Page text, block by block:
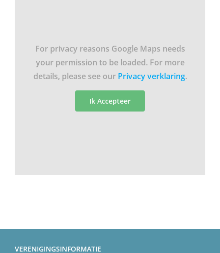
For privacy reasons Google Maps needs
your permission to be loaded. For more
details, please see our Privacy verklaring.
Ik Accepteer
VERENIGINGSINFORMATIE